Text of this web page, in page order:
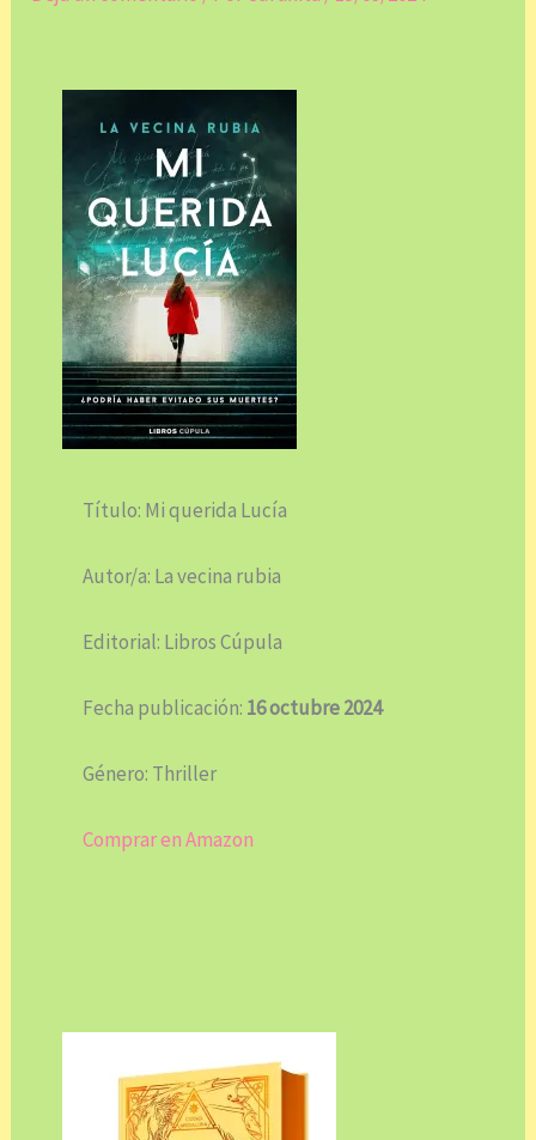
Título: Mi querida Lucía
Autor/a: La vecina rubia
Editorial: Libros Cúpula
Fecha publicación: 16 octubre 2024
Género: Thriller
Comprar en Amazon